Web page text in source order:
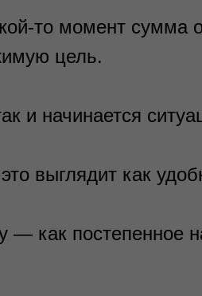
то момент сумма
цель.
и начинается
выглядит как
— как постепенное